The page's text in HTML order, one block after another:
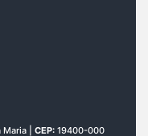
| CEP: 19400-000